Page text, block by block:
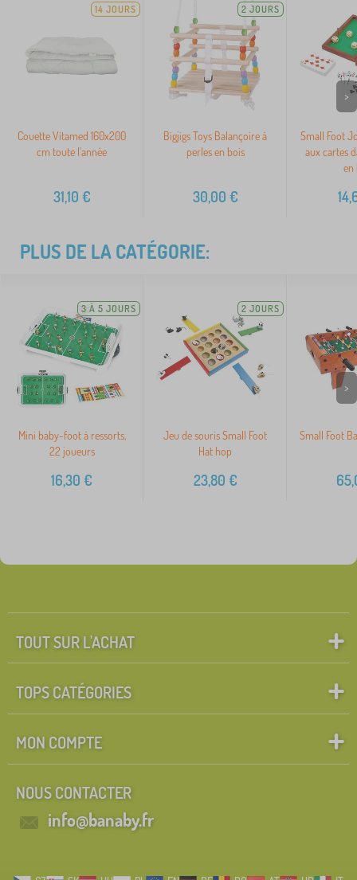
14 JOURS
Couette Vitamed 160x200
cm toute l'année
31,10 €
2 JOURS
Bigjigs Toys Balançoire à
perles en bois
30,00 €
Small Foot
aux cartes
en
>
PLUS DE LA CATÉGORIE:
3 À 5 JOURS
Mini baby-foot à ressorts,
22 joueurs
16,30 €
2 JOURS
Jeu de souris Small Foot
Hat hop
23,80 €
Small Foot
>
TOUT SUR L'ACHAT
TOPS CATÉGORIES
MON COMPTE
NOUS CONTACTER
info@banaby.fr